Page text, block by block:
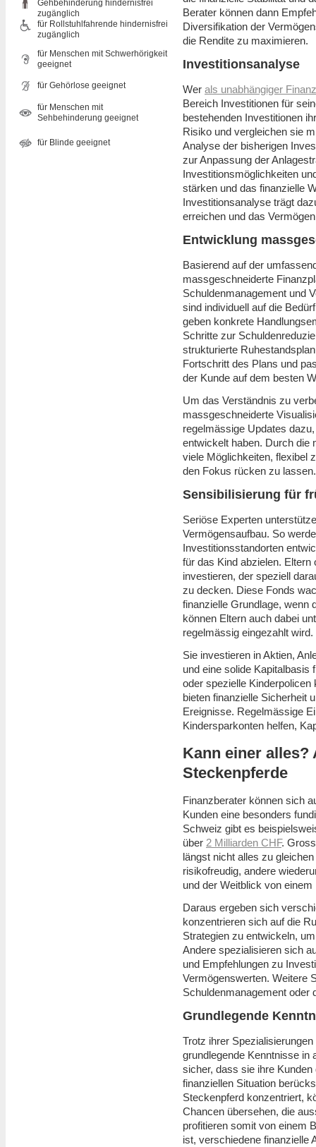
Gehbehinderung hindernisfrei
zugänglich
für Rollstuhlfahrende hindernisfrei
zugänglich
für Menschen mit Schwerhörigkeit
geeignet
für Gehörlose geeignet
für Menschen mit
Sehbehinderung geeignet
für Blinde geeignet
Berater können dann
Diversifikation der
die Rendite zu maximieren.
Investitionsanalyse
Wer als unabhängiger
Bereich Investitionen für
bestehenden Investitionen
Risiko und vergleichen sie
Analyse der bisherigen
zur Anpassung der
Investitionsmöglichkeiten
stärken und das finanzielle
Investitionsanalyse trägt
erreichen und das
Entwicklung
Basierend auf der
massgeschneiderte
Schuldenmanagement und
sind individuell auf die
geben konkrete
Schritte zur
strukturierte
Fortschritt des Plans und
der Kunde auf dem besten
Um das Verständnis zu
massgeschneiderte
regelmässige Updates
entwickelt haben. Durch die
viele Möglichkeiten, flexibel
den Fokus rücken zu lassen.
Sensibilisierung für
Seriöse Experten
Vermögensaufbau. So
Investitionsstandorten
für das Kind abzielen.
investieren, der speziell
zu decken. Diese Fonds
finanzielle Grundlage, wenn
können Eltern auch dabei
regelmässig eingezahlt wird.
Sie investieren in Aktien,
und eine solide
oder spezielle Kinderpolicen
bieten finanzielle Sicherheit
Ereignisse. Regelmässige
Kindersparkonten helfen,
Kann einer alles?
Steckenpferde
Finanzberater können sich
Kunden eine besonders
Schweiz gibt es
über 2 Milliarden CHF.
längst nicht alles zu
risikofreudig, andere
und der Weitblick von
Daraus ergeben sich
konzentrieren sich auf die
Strategien zu entwickeln,
Andere spezialisieren sich
und Empfehlungen zu
Vermögenswerten. Weitere
Schuldenmanagement oder
Grundlegende
Trotz ihrer
grundlegende Kenntnisse in
sicher, dass sie ihre
finanziellen Situation
Steckenpferd konzentriert,
Chancen übersehen, die
profitieren somit von einem
ist, verschiedene finanzielle